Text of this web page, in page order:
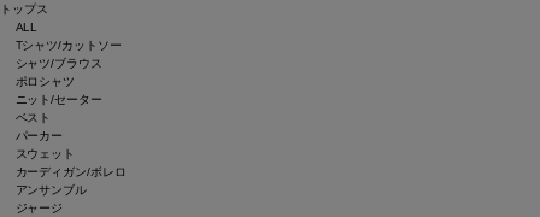
トップス
ALL
Tシャツ/カットソー
シャツ/ブラウス
ポロシャツ
ニット/セーター
ベスト
パーカー
スウェット
カーディガン/ボレロ
アンサンブル
ジャージ